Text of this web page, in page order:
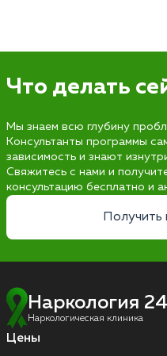
Что делать
Мы знаем всю глубину
Консультанты программы
зависимость и знают
Свяжитесь с нами и
консультацию бесплатно и
Получить
Наркология
Наркологическая клиника
Цены